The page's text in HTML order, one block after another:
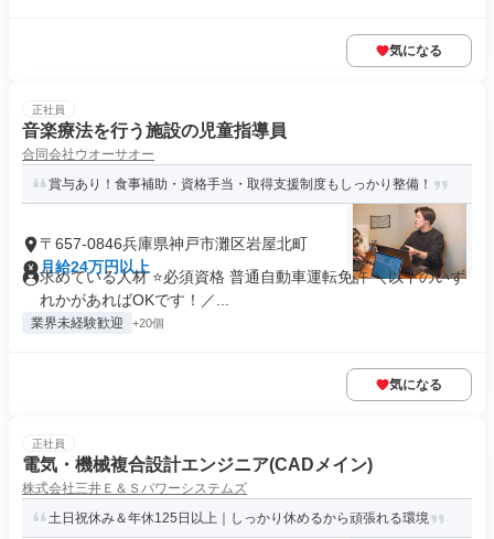
気になる
正社員
音楽療法を行う施設の児童指導員
合同会社ウオーサオー
賞与あり！食事補助・資格手当・取得支援制度もしっかり整備！
〒657-0846兵庫県神戸市灘区岩屋北町
月給24万円以上
求めている人材 ⭐必須資格 普通自動車運転免許 ＼以下のいず
れかがあればOKです！／...
業界未経験歓迎 +20個
気になる
正社員
電気・機械複合設計エンジニア(CADメイン)
株式会社三井Ｅ＆Ｓパワーシステムズ
土日祝休み＆年休125日以上｜しっかり休めるから頑張れる環境